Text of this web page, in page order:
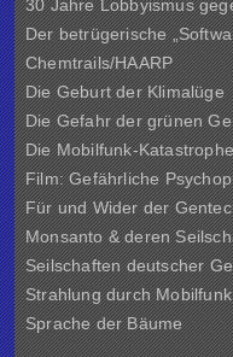
30 Jahre Lobbyismus
Der betrügerische
Chemtrails/HAARP
Die Geburt der Klimalüge
Die Gefahr der grünen
Die Mobilfunk-Katastrophe
Film: Gefährliche
Für und Wider der
Monsanto & deren
Seilschaften deutscher
Strahlung durch Mobilfunk
Sprache der Bäume